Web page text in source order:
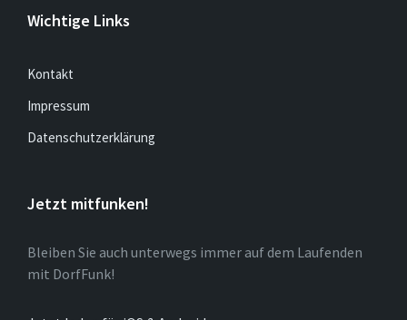
Wichtige Links
Kontakt
Impressum
Datenschutzerklärung
Jetzt mitfunken!
Bleiben Sie auch unterwegs immer auf dem Laufenden
mit DorfFunk!